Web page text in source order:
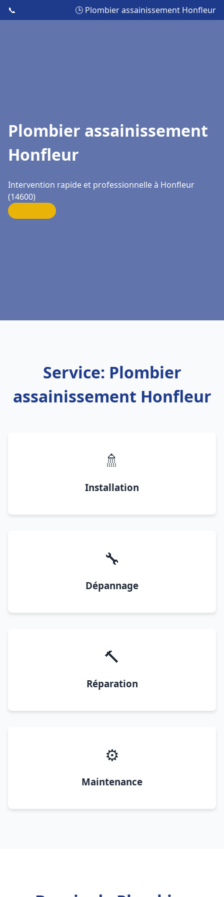
📞 🕒 Plombier assainissement Honfleur
Plombier assainissement
Honfleur
Intervention rapide et professionnelle à Honfleur
(14600)
Service: Plombier
assainissement Honfleur
🚿
Installation
🔧
Dépannage
🔨
Réparation
⚙️
Maintenance